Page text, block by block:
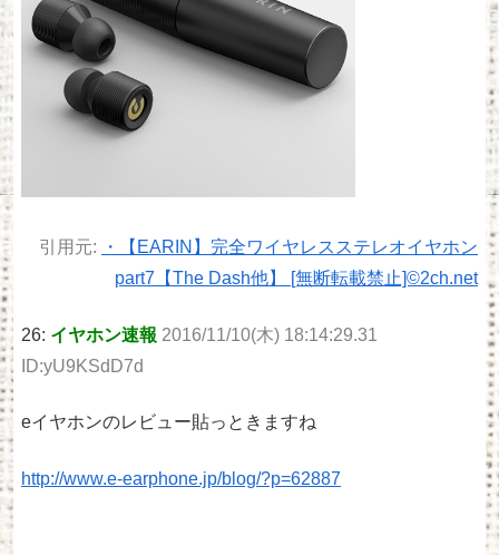
引用元:
・【EARIN】完全ワイヤレスステレオイヤホン
part7【The Dash他】 [無断転載禁止]©2ch.net
26: イヤホン速報 2016/11/10(木) 18:14:29.31
ID:yU9KSdD7d
eイヤホンのレビュー貼っときますね
http://www.e-earphone.jp/blog/?p=62887